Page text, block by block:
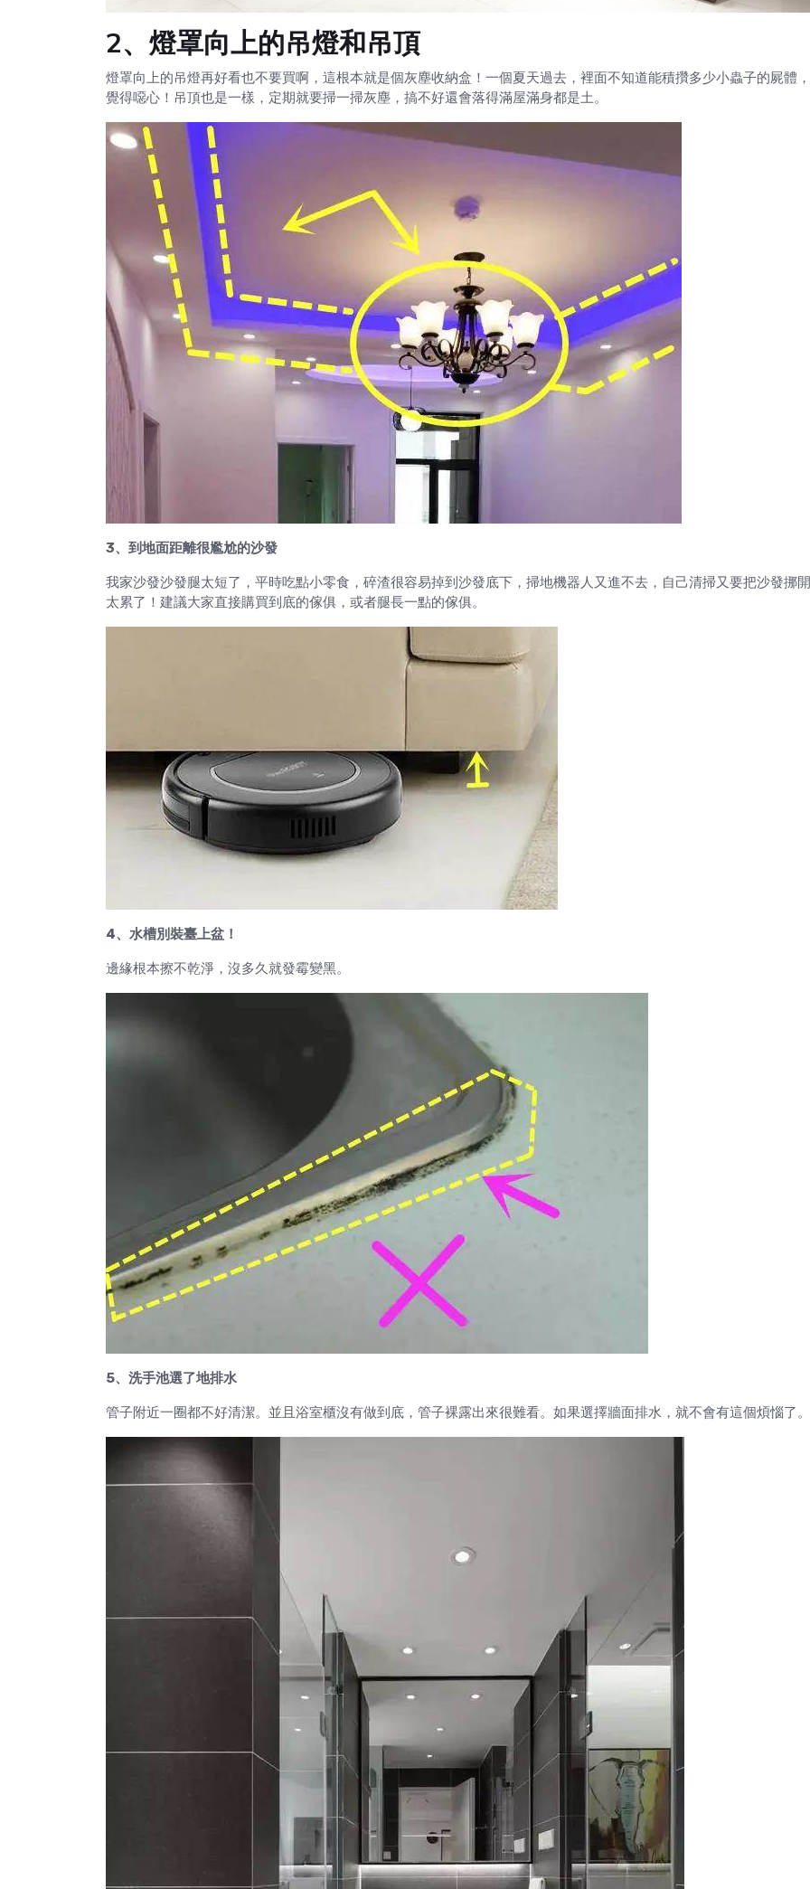
2、 燈罩向上的吊燈和吊頂
燈罩向上的吊燈再好看也不要買啊，這根本就是個灰塵收納盒！一個夏天過去，裡面不知道能積攢多少小蟲子的屍體
覺得噁心！吊頂也是一樣，定期就要掃一掃灰塵，搞不好還會落得滿屋滿身都是土。
3、到地面距離很尷尬的沙發
我家沙發沙發腿太短了，平時吃點小零食，碎渣很容易掉到沙發底下，掃地機器人又進不去，自己清掃又要把沙發挪
太累了！建議大家直接購買到底的傢俱，或者腿長一點的傢俱。
4、水槽別裝臺上盆！
邊緣根本擦不乾淨，沒多久就發霉變黑。
5、洗手池選了地排水
管子附近一圈都不好清潔。並且浴室櫃沒有做到底，管子裸露出來很難看。如果選擇牆面排水，就不會有這個煩惱了。